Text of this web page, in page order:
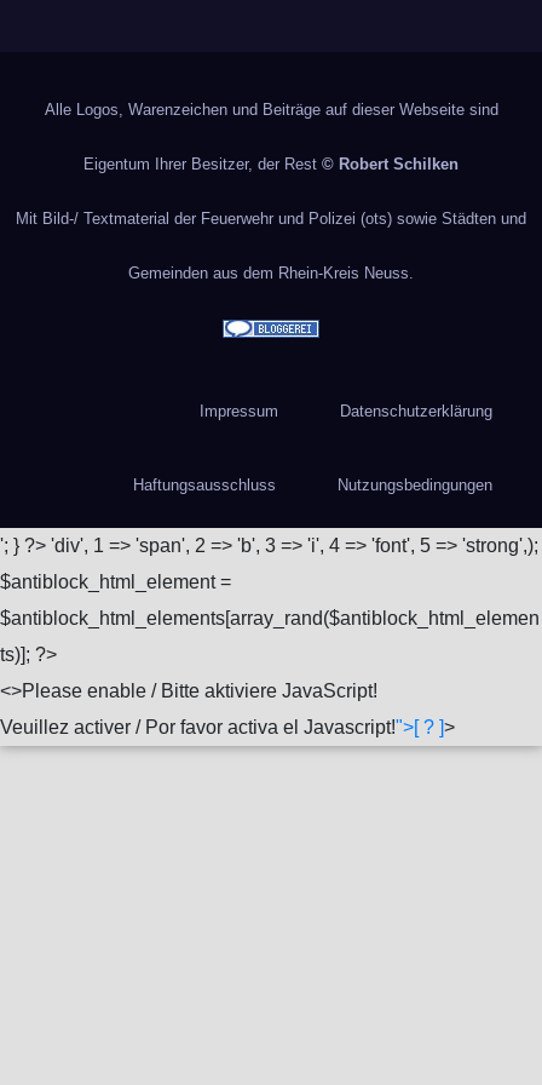
Alle Logos, Warenzeichen und Beiträge auf dieser Webseite sind
Eigentum Ihrer Besitzer, der Rest © Robert Schilken
Mit Bild-/ Textmaterial der Feuerwehr und Polizei (ots) sowie Städten und
Gemeinden aus dem Rhein-Kreis Neuss.
Impressum Datenschutzerklärung
Haftungsausschluss Nutzungsbedingungen
'; } ?> 'div', 1 => 'span', 2 => 'b', 3 => 'i', 4 => 'font', 5 => 'strong',);
$antiblock_html_element =
$antiblock_html_elements[array_rand($antiblock_html_elemen
ts)]; ?>
<>Please enable / Bitte aktiviere JavaScript!
Veuillez activer / Por favor activa el Javascript!">[ ? ]>